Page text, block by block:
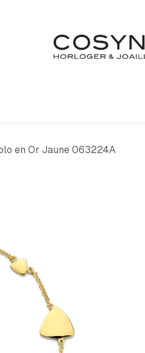
en Or Jaune 063224A